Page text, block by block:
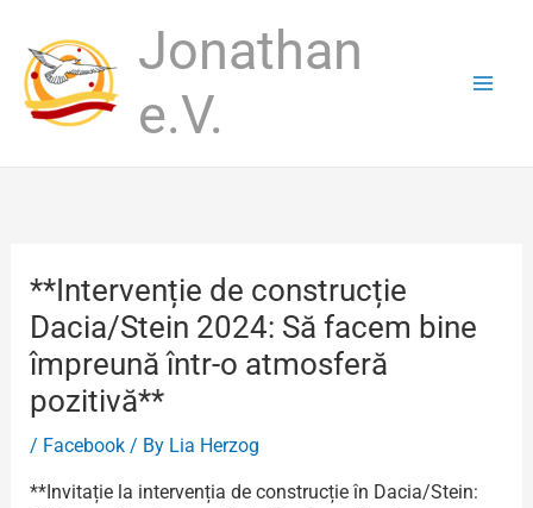
content
Jonathan
e.V.
**Intervenție de construcție
Dacia/Stein 2024: Să facem bine
împreună într-o atmosferă
pozitivă**
/ Facebook/ By Lia Herzog
**Invitație la intervenția de construcție în Dacia/Stein: